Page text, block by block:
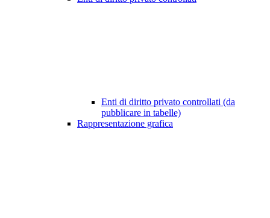
Enti di diritto privato controllati (da
pubblicare in tabelle)
Rappresentazione grafica